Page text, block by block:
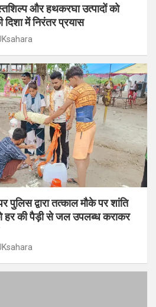
और हथकरघा उत्पादों को
दिशा में निरंतर प्रयास
द्वारा तत्काल मौके पर शांति
हर की पैड़ी से जल उपलब्ध कराकर